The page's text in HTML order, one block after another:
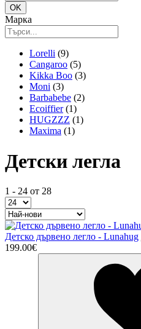
Марка
Lorelli (9)
Cangaroo (5)
Kikka Boo (3)
Moni (3)
Barbabebe (2)
Ecoiffier (1)
HUGZZZ (1)
Maxima (1)
Детски легла
1 - 24 от 28
Детско дървено легло - Lunahug
199.00€